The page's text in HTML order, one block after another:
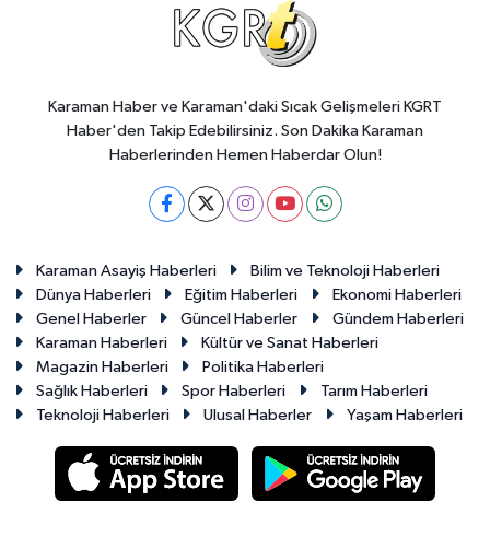
Karaman Haber ve Karaman'daki Sıcak Gelişmeleri KGRT
Haber'den Takip Edebilirsiniz. Son Dakika Karaman
Haberlerinden Hemen Haberdar Olun!
Karaman Asayiş Haberleri
Bilim ve Teknoloji Haberleri
Dünya Haberleri
Eğitim Haberleri
Ekonomi Haberleri
Genel Haberler
Güncel Haberler
Gündem Haberleri
Karaman Haberleri
Kültür ve Sanat Haberleri
Magazin Haberleri
Politika Haberleri
Sağlık Haberleri
Spor Haberleri
Tarım Haberleri
Teknoloji Haberleri
Ulusal Haberler Yaşam Haberleri